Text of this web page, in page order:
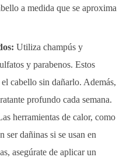
a medida que se aproxima
Utiliza champús y
y parabenos. Estos
cabello sin dañarlo. Además,
profundo cada semana.
herramientas de calor, como
ser dañinas si se usan en
asegúrate de aplicar un